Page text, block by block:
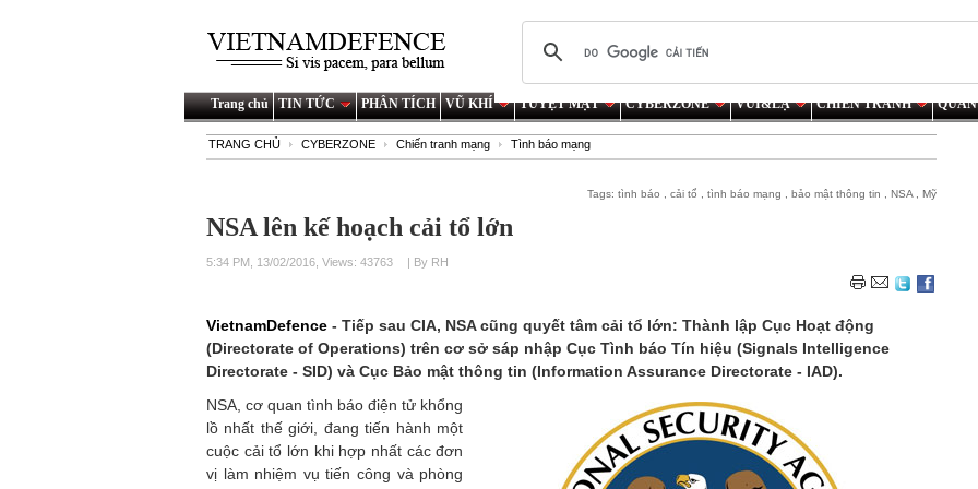
Trang chủ TIN TỨC PHÂN TÍCH VŨ KHÍ TUYỆT MẬT CYBERZONE VUI&LẠ CHIẾN TRANH
TRANG CHỦ CYBERZONE Chiến tranh mạng Tình báo mạng
Tags:tình báo ,cải tổ ,tình báo mạng ,bảo mật thông tin ,NSA ,Mỹ
NSA lên kế hoạch cải tổ lớn
5:34 PM, 13/02/2016, Views: 43763 | By RH
VietnamDefence - Tiếp sau CIA, NSA cũng quyết tâm cải tổ lớn: Thành lập Cục Hoạt động
(Directorate of Operations) trên cơ sở sáp nhập Cục Tình báo Tín hiệu (Signals Intelligence
Directorate - SID) và Cục Bảo mật thông tin (Information Assurance Directorate - IAD).
NSA, cơ quan tình báo điện tử khổng
lồ nhất thế giới, đang tiến hành một
cuộc cải tổ lớn khi hợp nhất các đơn
vị làm nhiệm vụ tiến công và phòng